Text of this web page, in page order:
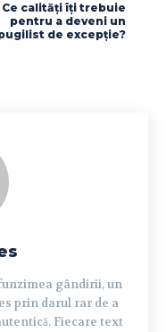
Ce calități îți trebuie
pentru a deveni un
de excepție?
gândirii, un
prin darul rar de a
Fiecare text